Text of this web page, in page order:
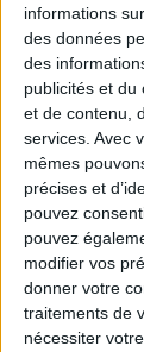
informations
des données
des
publicités et du
et de contenu,
services. Avec
mêmes
précises et
pouvez
pouvez
modifier vos
donner votre
traitements de
nécessiter
THE BEST